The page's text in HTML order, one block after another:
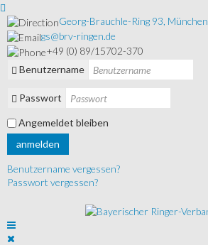
Georg-Brauchle-Ring 93, München
gs@brv-ringen.de
+49 (0) 89/15702-370
Benutzername
Passwort
Angemeldet bleiben
anmelden
Benutzername vergessen?
Passwort vergessen?